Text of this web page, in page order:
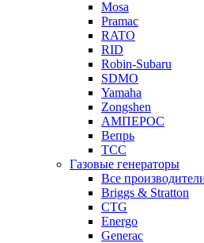
Mosa
Pramac
RATO
RID
Robin-Subaru
SDMO
Yamaha
Zongshen
АМПЕРОС
Вепрь
ТСС
Газовые генераторы
Все
Briggs & Stratton
CTG
Energo
Generac